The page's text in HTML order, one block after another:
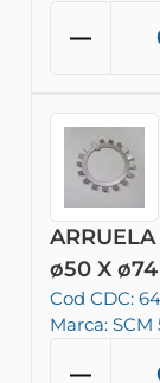
ARRUELA
ø50 X ø74
Cod CDC:
Marca: SCM